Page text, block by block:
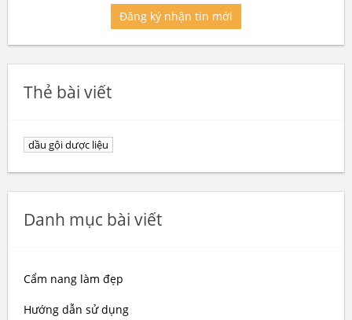
Đăng ký nhận tin mới
Thẻ bài viết
dầu gội dược liệu
Danh mục bài viết
Cẩm nang làm đẹp
Hướng dẫn sử dụng